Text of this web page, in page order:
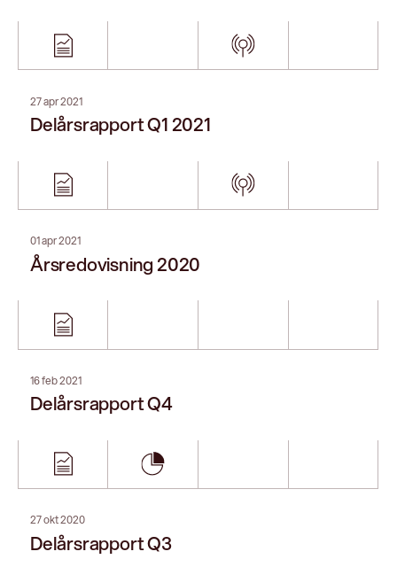
Delårsrapport Q4
27 okt 2020
Delårsrapport Q3
19 aug 2020
Delårsrapport Q2
30 apr 2020
Årsredovisning 2019
28 apr 2020